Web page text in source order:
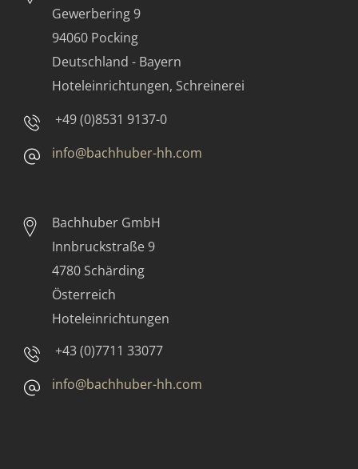
Gewerbering 9
94060 Pocking
Deutschland - Bayern
Hoteleinrichtungen, Schreinerei
+49 (0)8531 9137-0
info@bachhuber-hh.com
Bachhuber GmbH
Innbruckstraße 9
4780 Schärding
Österreich
Hoteleinrichtungen
+43 (0)7711 33077
info@bachhuber-hh.com